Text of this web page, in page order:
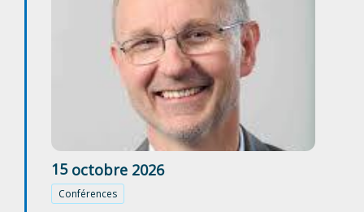
15 octobre 2026
Conférences